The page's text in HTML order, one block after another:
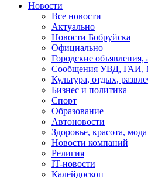
Новости
Все новости
Актуально
Новости Бобруйска
Официально
Городские
Сообщения УВД, ГАИ,
Культура, отдых,
Бизнес и политика
Спорт
Образование
Автоновости
Здоровье, красота, мода
Новости компаний
Религия
IT-новости
Калейдоскоп